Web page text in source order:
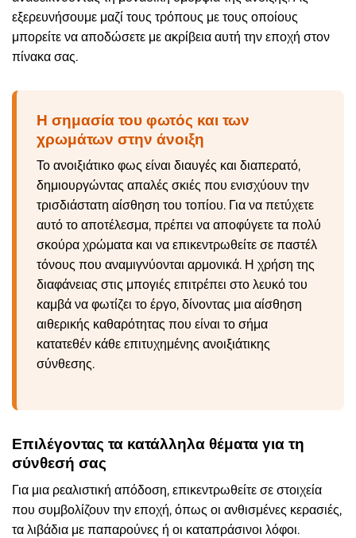
εξερευνήσουμε μαζί τους τρόπους με τους οποίους
μπορείτε να αποδώσετε με ακρίβεια αυτή την εποχή στον
πίνακα σας.
Η σημασία του φωτός και των
χρωμάτων στην άνοιξη
Το ανοιξιάτικο φως είναι διαυγές και διαπερατό,
δημιουργώντας απαλές σκιές που ενισχύουν την
τρισδιάστατη αίσθηση του τοπίου. Για να πετύχετε
αυτό το αποτέλεσμα, πρέπει να αποφύγετε τα πολύ
σκούρα χρώματα και να επικεντρωθείτε σε παστέλ
τόνους που αναμιγνύονται αρμονικά. Η χρήση της
διαφάνειας στις μπογιές επιτρέπει στο λευκό του
καμβά να φωτίζει το έργο, δίνοντας μια αίσθηση
αιθερικής καθαρότητας που είναι το σήμα
κατατεθέν κάθε επιτυχημένης ανοιξιάτικης
σύνθεσης.
Επιλέγοντας τα κατάλληλα θέματα για τη
σύνθεσή σας
Για μια ρεαλιστική απόδοση, επικεντρωθείτε σε στοιχεία
που συμβολίζουν την εποχή, όπως οι ανθισμένες κερασιές,
τα λιβάδια με παπαρούνες ή οι καταπράσινοι λόφοι.